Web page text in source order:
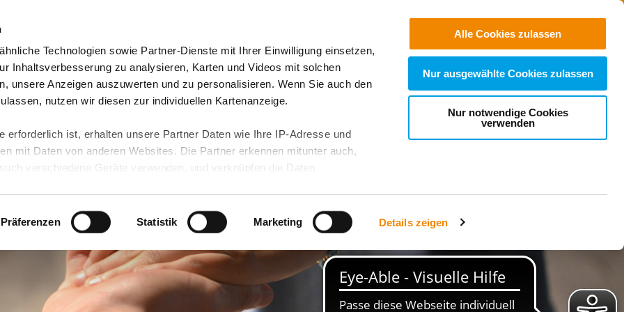
Technologien sowie Partner-Dienste mit Ihrer Einwilligung einsetzen,
Inhaltsverbesserung zu analysieren, Karten und Videos mit solchen
unsere Anzeigen auszuwerten und zu personalisieren. Wenn Sie auch den
nutzen wir diesen zur individuellen Kartenanzeige.
erforderlich ist, erhalten unsere Partner Daten wie Ihre IP-Adresse und
mit Daten von anderen Websites. Die Partner erkennen mitunter auch,
verschiedene Geräte verwenden, und verknüpfen die Daten
Daten führen kann.
unserenDatenschutzhinweisenund in unsererCookie-Übersicht. Wenn
Funktionen für diese Zwecke aktiviert sind, müssen Sie alle Cookie-
können mittels nachfolgender Buttons über Ihre Einwilligung für diese
erteilte Einwilligung stets für die Zukunft widerrufen. Bitte beachten Sie:
Präferenzen Statistik Marketing Details zeigen
Alle Cookies zulassen
Nur ausgewählte Cookies zulassen
Nur notwendige Cookies
verwenden
Suchen
& Angebote Presse & Themen Jobs & Karriere Spenden
Jobs